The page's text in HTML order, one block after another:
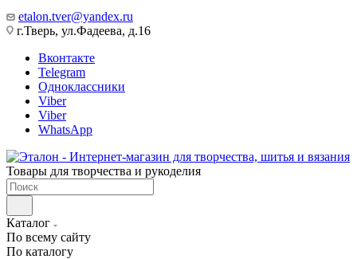
etalon.tver@yandex.ru
г.Тверь, ул.Фадеева, д.16
Вконтакте
Telegram
Одноклассники
Viber
Viber
WhatsApp
Товары для творчества и рукоделия
Каталог
По всему сайту
По каталогу